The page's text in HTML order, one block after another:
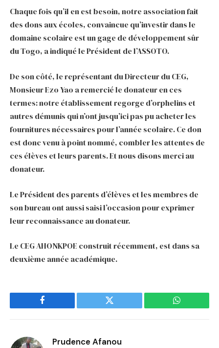
Chaque fois qu’il en est besoin, notre association fait
des dons aux écoles, convaincue qu’investir dans le
domaine scolaire est un gage de développement sûr
du Togo, a indiqué le Président de l’ASSOTO.
De son côté, le représentant du Directeur du CEG,
Monsieur Ezo Yao a remercié le donateur en ces
termes: notre établissement regorge d’orphelins et
autres démunis qui n’ont jusqu’ici pas pu acheter les
fournitures nécessaires pour l’année scolaire. Ce don
est donc venu à point nommé, combler les attentes de
ces élèves et leurs parents. Et nous disons merci au
donateur.
Le Président des parents d’élèves et les membres de
son bureau ont aussi saisi l’occasion pour exprimer
leur reconnaissance au donateur.
Le CEG AHONKPOE construit récemment, est dans sa
deuxième année académique.
Facebook Twitter WhatsApp
Prudence Afanou